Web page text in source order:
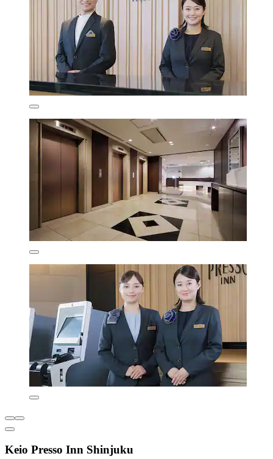
Keio Presso Inn Shinjuku